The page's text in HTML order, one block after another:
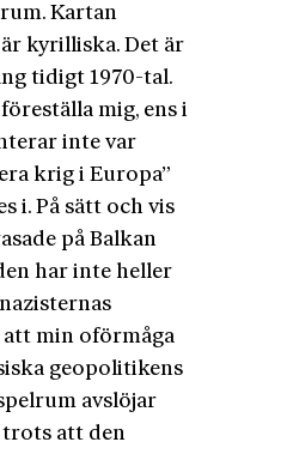
Kartan
kyrilliska. Det är
tidigt 1970-tal.
mig, ens i
inte var
krig i Europa”
i. På sätt och vis
på Balkan
har inte heller
att min oförmåga
geopolitikens
avslöjar
trots att den